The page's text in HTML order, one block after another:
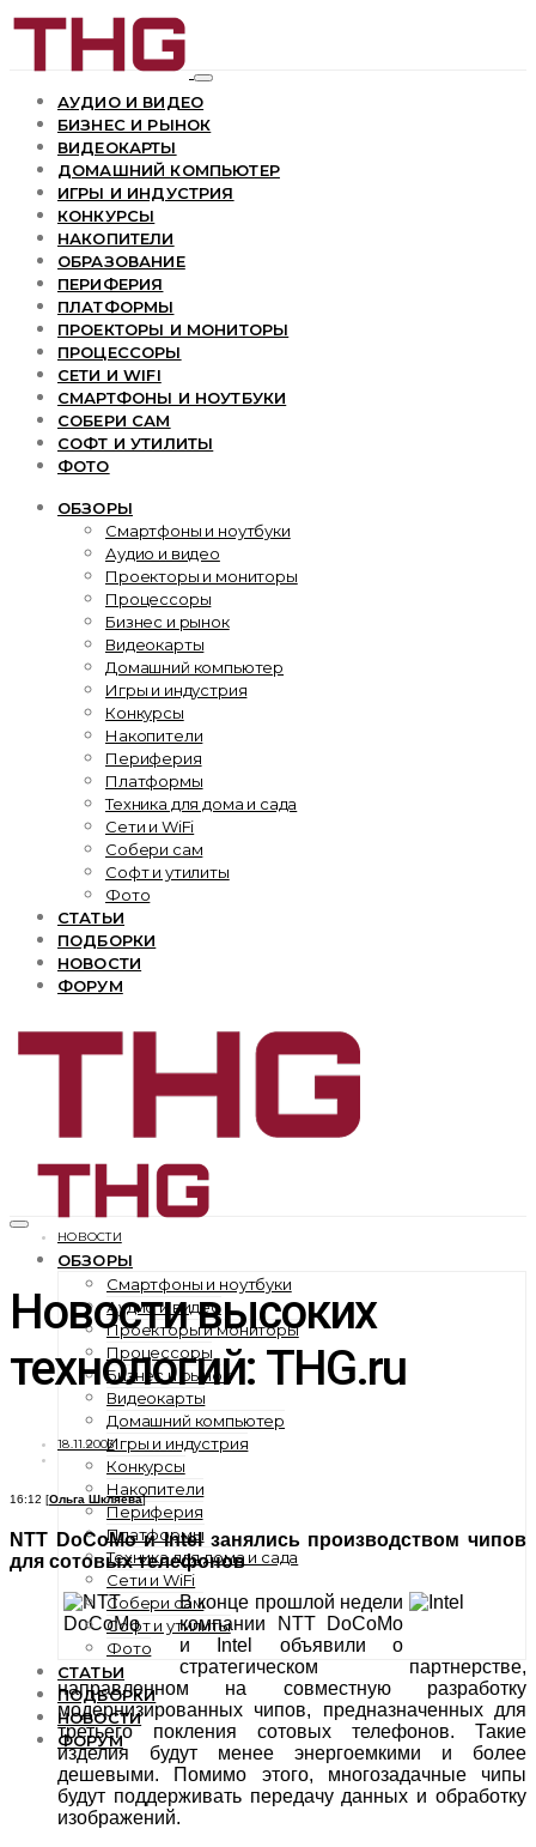
АУДИО И ВИДЕО
БИЗНЕС И РЫНОК
ВИДЕОКАРТЫ
ДОМАШНИЙ КОМПЬЮТЕР
ИГРЫ И ИНДУСТРИЯ
КОНКУРСЫ
НАКОПИТЕЛИ
ОБРАЗОВАНИЕ
ПЕРИФЕРИЯ
ПЛАТФОРМЫ
ПРОЕКТОРЫ И МОНИТОРЫ
ПРОЦЕССОРЫ
СЕТИ И WIFI
СМАРТФОНЫ И НОУТБУКИ
СОБЕРИ САМ
СОФТ И УТИЛИТЫ
ФОТО
ОБЗОРЫ
Смартфоны и ноутбуки
Аудио и видео
Проекторы и мониторы
Процессоры
Бизнес и рынок
Видеокарты
Домашний компьютер
Игры и индустрия
Конкурсы
Накопители
Периферия
Платформы
Техника для дома и сада
Сети и WiFi
Собери сам
Софт и утилиты
Фото
СТАТЬИ
ПОДБОРКИ
НОВОСТИ
ФОРУМ
ОБЗОРЫ
Смартфоны и ноутбуки
Аудио и видео
Проекторы и мониторы
Процессоры
Бизнес и рынок
Видеокарты
Домашний компьютер
Игры и индустрия
Конкурсы
Накопители
Периферия
Платформы
Техника для дома и сада
Сети и WiFi
Собери сам
Софт и утилиты
Фото
СТАТЬИ
ПОДБОРКИ
НОВОСТИ
ФОРУМ
НОВОСТИ
Новости высоких
технологий: THG.ru
18.11.2003
16:12 [Ольга Шкляева]
NTT DoCoMo и Intel занялись производством чипов
для сотовых телефонов
В конце прошлой недели
компании NTT DoCoMo
и Intel объявили о
стратегическом партнерстве,
направленном на совместную разработку
модернизированных чипов, предназначенных для
третьего покления сотовых телефонов. Такие
изделия будут менее энергоемкими и более
дешевыми. Помимо этого, многозадачные чипы
будут поддерживать передачу данных и обработку
изображений.